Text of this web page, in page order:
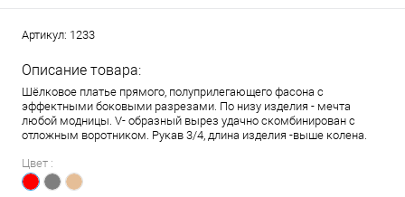
Артикул: 1233
Описание товара:
Шёлковое платье прямого, полуприлегающего фасона с
эффектными боковыми разрезами. По низу изделия - мечта
любой модницы. V- образный вырез удачно скомбинирован с
отложным воротником. Рукав 3/4, длина изделия -выше колена.
Цвет :